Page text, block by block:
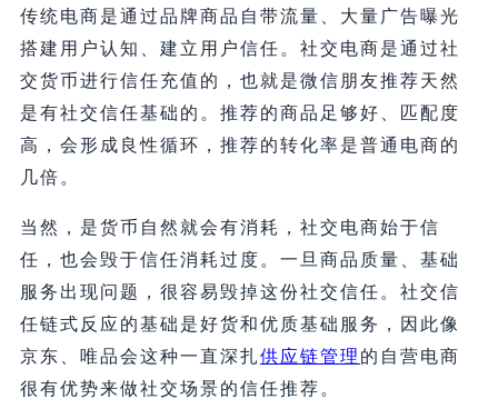
传统电商是通过品牌商品自带流量、大量广告曝光
搭建用户认知、建立用户信任。社交电商是通过社
交货币进行信任充值的，也就是微信朋友推荐天然
是有社交信任基础的。推荐的商品足够好、匹配度
高，会形成良性循环，推荐的转化率是普通电商的
几倍。
当然，是货币自然就会有消耗，社交电商始于信
任，也会毁于信任消耗过度。一旦商品质量、基础
服务出现问题，很容易毁掉这份社交信任。社交信
任链式反应的基础是好货和优质基础服务，因此像
京东、唯品会这种一直深扎供应链管理 的自营电商
很有优势来做社交场景的信任推荐。